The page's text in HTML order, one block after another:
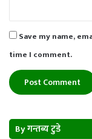
Save my name,
time I comment.
By गन्तब्य टुडे